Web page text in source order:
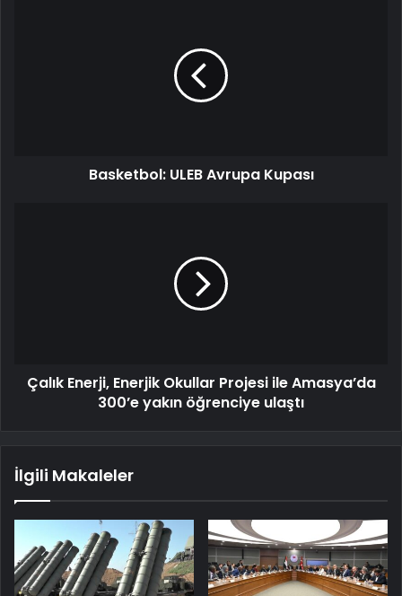
Basketbol: ULEB Avrupa Kupası
Çalık Enerji, Enerjik Okullar Projesi ile Amasya’da
300’e yakın öğrenciye ulaştı
İlgili Makaleler